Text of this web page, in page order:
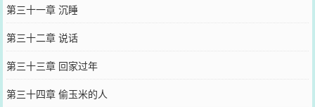
第三十一章 沉睡
第三十二章 说话
第三十三章 回家过年
第三十四章 偷玉米的人